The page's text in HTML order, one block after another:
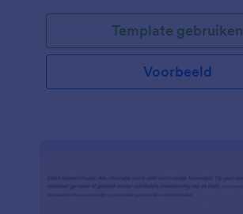
Template gebruiken
Voorbeeld